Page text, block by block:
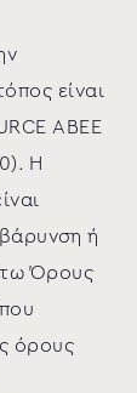
είναι
ΑΒΕΕ
Η
ή
Όρους
όρους